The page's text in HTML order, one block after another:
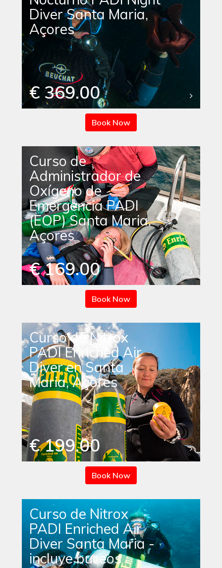
Diver Santa Maria,
Açores
€ 369.00
Book Now
Curso de
Administrador de
Oxígeno de
Emergencia PADI
(EOP) Santa Maria,
Açores
€ 169.00
Book Now
Curso de Nitrox
PADI Enriched Air
Diver en Santa
Maria, Açores
€ 199.00
Book Now
Curso de Nitrox
PADI Enriched Air
Diver Santa Maria -
incluye buceos